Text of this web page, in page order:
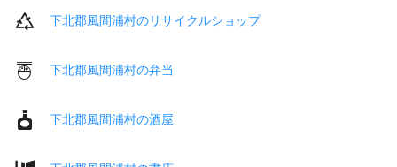
下北郡風間浦村のリサイクルショップ
下北郡風間浦村の弁当
下北郡風間浦村の酒屋